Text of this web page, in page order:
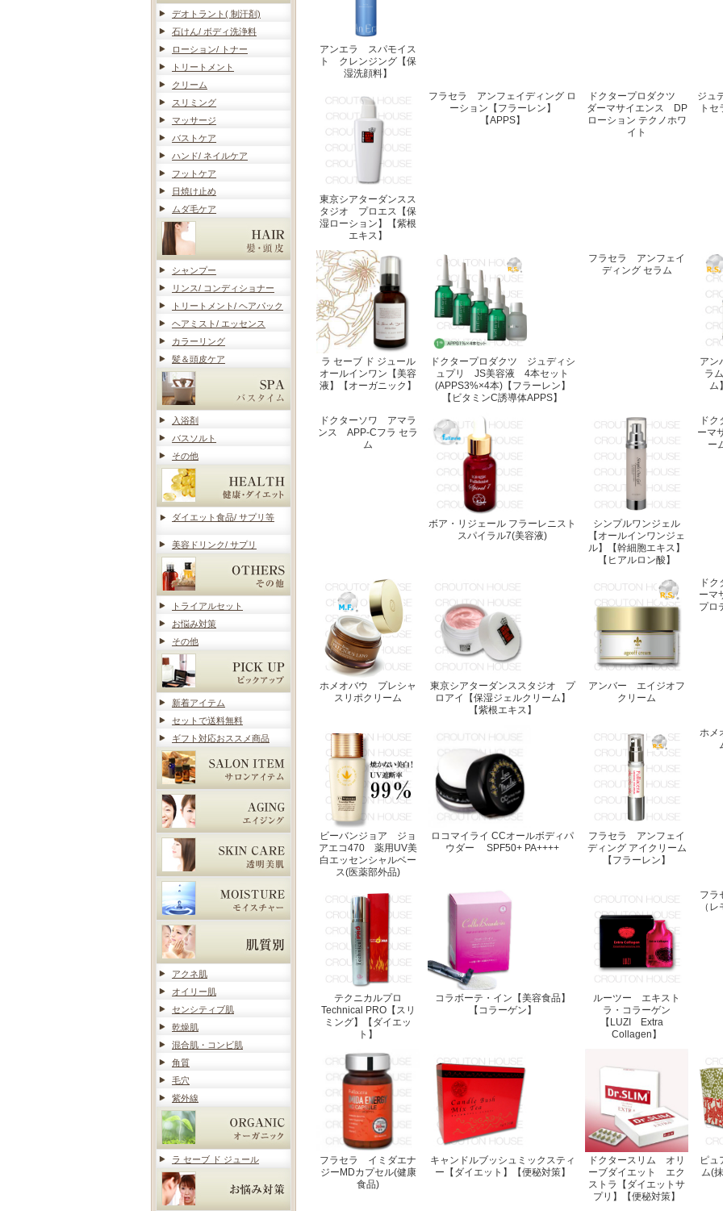
デオトラント( 制汗剤)
石けん/ ボディ洗浄料
ローション/ トナー
トリートメント
クリーム
スリミング
マッサージ
バストケア
ハンド/ ネイルケア
フットケア
日焼け止め
ムダ毛ケア
シャンプー
リンス/ コンディショナー
トリートメント/ ヘアパック
ヘアミスト/ エッセンス
カラーリング
髪＆頭皮ケア
入浴剤
バスソルト
その他
ダイエット食品/ サプリ等
美容ドリンク/ サプリ
トライアルセット
お悩み対策
その他
新着アイテム
セットで送料無料
ギフト対応おススメ商品
アクネ肌
オイリー肌
センシティブ肌
乾燥肌
混合肌・コンビ肌
角質
毛穴
紫外線
ラ セーブ ド ジュール
アンエラ スパモイス
ト クレンジング【保
湿洗顔料】
東京シアターダンスス
タジオ プロエス【保
湿ローション】【紫根
エキス】
フラセラ アンフェイディング ロ
ーション【フラーレン】
【APPS】
ドクタープロダクツ
ダーマサイエンス DP
ローション テクノホワ
イト
ジュ
ト
ラ セーブ ド ジュール
オールインワン【美容
液】【オーガニック】
ドクタープロダクツ ジュディシ
ュプリ JS美容液 4本セット
(APPS3%×4本)【フラーレン】
【ビタミンC誘導体APPS】
フラセラ アンフェイ
ディング セラム
アン
ラ
ム
ドクターソワ アマラ
ンス APP-Cフラ セラ
ム
ボア・リジェール フラーレニスト
スパイラル7(美容液)
シンプルワンジェル
【オールインワンジェ
ル】【幹細胞エキス】
【ヒアルロン酸】
ド
ーマ
ー
ホメオバウ プレシャ
スリポクリーム
東京シアターダンススタジオ プ
ロアイ【保湿ジェルクリーム】
【紫根エキス】
アンバー エイジオフ
クリーム
ド
ーマ
プロ
ビーバンジョア ジョ
アエコ470 薬用UV美
白エッセンシャルベー
ス(医薬部外品)
ロコマイライ CCオールボディパ
ウダー SPF50+ PA++++
フラセラ アンフェイ
ディング アイクリーム
【フラーレン】
ホメ
テクニカルプロ
Technical PRO【スリ
ミング】【ダイエッ
ト】
コラボーテ・イン【美容食品】
【コラーゲン】
ルーツー エキスト
ラ・コラーゲン
【LUZI Extra
Collagen】
フラ
（
フラセラ イミダエナ
ジーMDカプセル(健康
食品)
キャンドルブッシュミックスティ
ー【ダイエット】【便秘対策】
ドクタースリム オリ
ーブダイエット エク
ストラ【ダイエットサ
プリ】【便秘対策】
ピ
ム(